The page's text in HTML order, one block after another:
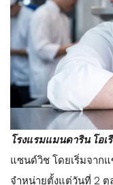
โรงแรมแมนดาริน โอเ
แซนด์วิช โดยเริ่มจาก
จำหน่ายตั้งแต่วันที่ 2 ตุ